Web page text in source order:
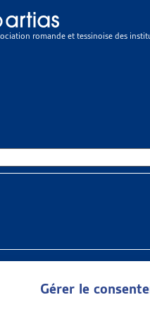
Gérer le
romande et tessinoise des
>COMPLET – Journée
– JOURNÉE
ces mécanismes ? Les
mentale, ne disposent